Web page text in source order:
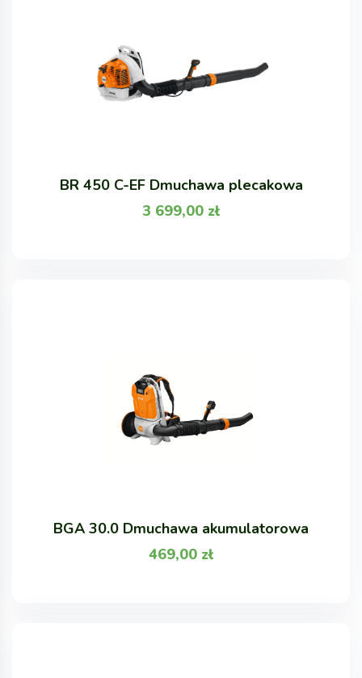
BR 450 C-EF Dmuchawa plecakowa
3 699,00 zł
BGA 30.0 Dmuchawa akumulatorowa
469,00 zł